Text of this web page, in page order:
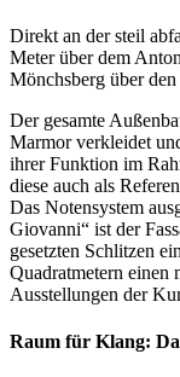
Direkt an der steil
Meter über dem
Mönchsberg über
Der gesamte
Marmor verkleidet
ihrer Funktion im
diese auch als
Das Notensystem
Giovanni“ ist der
gesetzten Schlitzen
Quadratmetern einen
Ausstellungen der
Raum für Klang: